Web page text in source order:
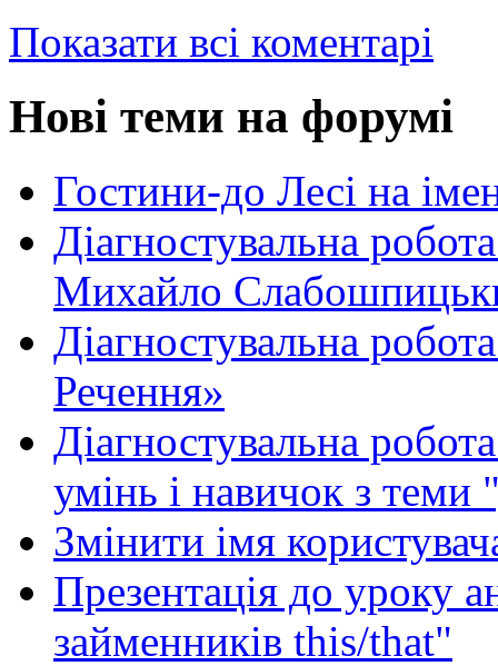
Показати всі коментарі
Нові теми на форумі
Гостини-до Лесі на
Діагностувальна
Михайло
Діагностувальна
Речення»
Діагностувальна
умінь і навичок з теми
Змінити імя
Презентація до уроку
займенників this/that"